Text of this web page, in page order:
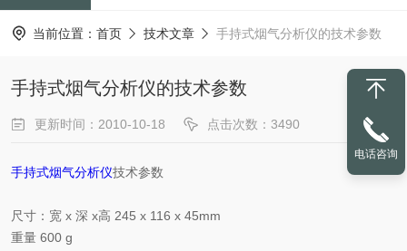
当前位置： 首页 技术文章 手持式烟气分析仪的技术参数
手持式烟气分析仪的技术参数
更新时间：2010-10-18 点击次数：3490
手持式烟气分析仪技术参数
尺寸：宽 x 深 x高 245 x 116 x 45mm
重量 600 g
电话咨询